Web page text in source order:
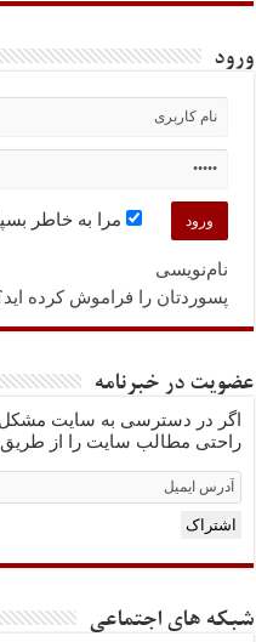
ورود
مرا به خاطر
نام‌نویسی
پسوردتان را فراموش کرده
عضویت در خبرنامه
اگر در دسترسی به سایت مشکل
راحتی مطالب سایت را از طریق
Email
Subscription
اشتراک
شبکه های اجتماعی